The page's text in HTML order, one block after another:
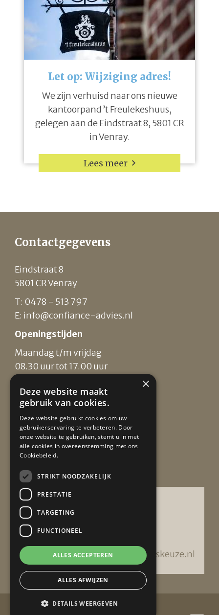
Let op: Wijziging adres!
We zijn verhuisd naar ons nieuwe
kantoorpand ’t Freulekeshuus,
gelegen aan de Eindstraat 8, 5801 CR
in Venray.
Lees meer
Contactgegevens
Eindstraat 8
5801 CR Venray
T: 0478 - 513 797
E: info@confiance-advies.nl
Openingstijden
Maandag t/m vrijdag
08.30 uur tot 17.00 uur
Facebook
beoordelingen
Lees alle beoordelingen op advieskeuze.nl
© Confiance Advies - 2026
×
Deze website maakt
gebruik van cookies.
Deze website gebruikt cookies om uw
gebruikerservaring te verbeteren. Door
onze website te gebruiken, stemt u in met
alle cookies in overeenstemming met ons
Cookiebeleid.
STRIKT NOODZAKELIJK
PRESTATIE
TARGETING
FUNCTIONEEL
ALLES ACCEPTEREN
ALLES AFWIJZEN
DETAILS WEERGEVEN